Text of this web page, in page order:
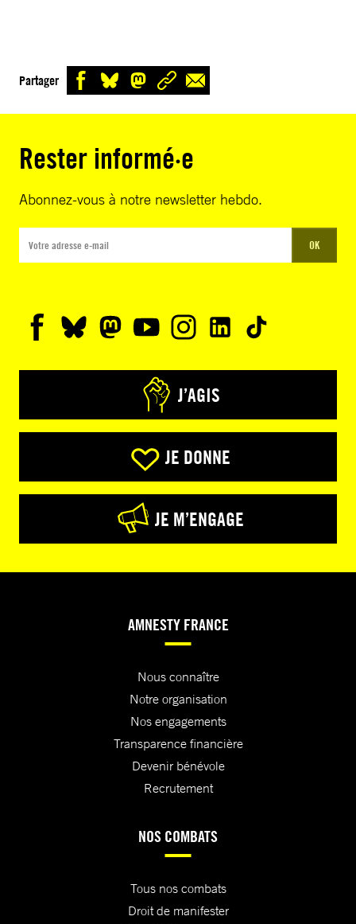
Partager
Rester informé·e
Abonnez-vous à notre newsletter hebdo.
OK
J’AGIS
JE DONNE
JE M’ENGAGE
AMNESTY FRANCE
Nous connaître
Notre organisation
Nos engagements
Transparence financière
Devenir bénévole
Recrutement
NOS COMBATS
Tous nos combats
Droit de manifester